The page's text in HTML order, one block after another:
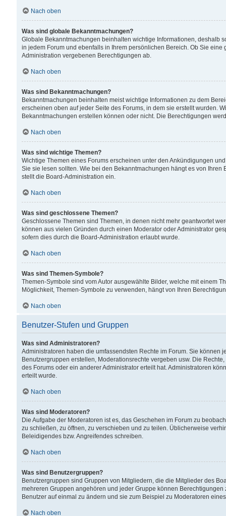
Nach oben
Was sind globale Bekanntmachungen?
Globale Bekanntmachungen beinhalten wichtige Informationen, deshalb
in jedem Forum und ebenfalls in Ihrem persönlichen Bereich. Ob Sie
Administration vergebenen Berechtigungen ab.
Nach oben
Was sind Bekanntmachungen?
Bekanntmachungen beinhalten meist wichtige Informationen zu dem
erscheinen oben auf jeder Seite des Forums, in dem sie erstellt wurden.
Bekanntmachungen erstellen können oder nicht. Die Berechtigungen
Nach oben
Was sind wichtige Themen?
Wichtige Themen eines Forums erscheinen unter den Ankündigungen
Sie sie lesen sollten. Wie bei den Bekanntmachungen hängt es von
stellt die Board-Administration ein.
Nach oben
Was sind geschlossene Themen?
Geschlossene Themen sind Themen, in denen nicht mehr geantwortet
können aus vielen Gründen durch einen Moderator oder Administrator
sofern dies durch die Board-Administration erlaubt wurde.
Nach oben
Was sind Themen-Symbole?
Themen-Symbole sind vom Autor ausgewählte Bilder, welche mit einem
Möglichkeit, Themen-Symbole zu verwenden, hängt von Ihren
Nach oben
Benutzer-Stufen und Gruppen
Was sind Administratoren?
Administratoren haben die umfassendsten Rechte im Forum. Sie können
Benutzergruppen erstellen, Moderationsrechte vergeben usw. Die
des Forums oder ein anderer Administrator erteilt hat. Administratoren
erteilt wurde.
Nach oben
Was sind Moderatoren?
Die Aufgabe der Moderatoren ist es, das Geschehen im Forum zu
zu schließen, zu öffnen, zu verschieben und zu teilen. Üblicherweise
Beleidigendes bzw. Angreifendes schreiben.
Nach oben
Was sind Benutzergruppen?
Benutzergruppen sind Gruppen von Mitgliedern, die die Mitglieder des
mehreren Gruppen angehören und jeder Gruppe können
Benutzer auf einmal zu ändern und sie zum Beispiel zu Moderatoren
Nach oben